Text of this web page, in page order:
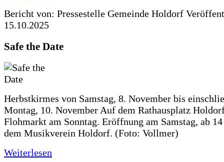
Bericht von: Pressestelle Gemeinde Holdorf
15.10.2025
Safe the Date
Herbstkirmes von Samstag, 8. November bis
Montag, 10. November Auf dem Rathausplatz
Flohmarkt am Sonntag. Eröffnung am Samstag, ab
dem Musikverein Holdorf. (Foto: Vollmer)
Weiterlesen